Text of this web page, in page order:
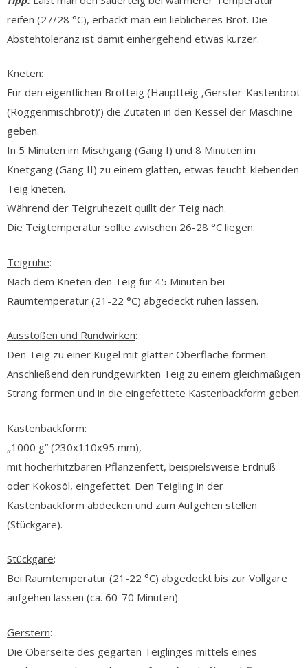
reifen (27/28 °C), erbäckt man ein lieblicheres Brot. Die
Abstehtoleranz ist damit einhergehend etwas kürzer.
Kneten:
Für den eigentlichen Brotteig (Hauptteig ‚Gerster-Kastenbrot
(Roggenmischbrot)‘) die Zutaten in den Kessel der Maschine
geben.
In 5 Minuten im Mischgang (Gang I) und 8 Minuten im
Knetgang (Gang II) zu einem glatten, etwas feucht-klebenden
Teig kneten.
Während der Teigruhezeit quillt der Teig nach.
Die Teigtemperatur sollte zwischen 26-28 °C liegen.
Teigruhe:
Nach dem Kneten den Teig für 45 Minuten bei
Raumtemperatur (21-22 °C) abgedeckt ruhen lassen.
Ausstoßen und Rundwirken:
Den Teig zu einer Kugel mit glatter Oberfläche formen.
Anschließend den rundgewirkten Teig zu einem gleichmäßigen
Strang formen und in die eingefettete Kastenbackform geben.
Kastenbackform:
„1000 g“ (230x110x95 mm),
mit hocherhitzbaren Pflanzenfett, beispielsweise Erdnuß-
oder Kokosöl, eingefettet. Den Teigling in der
Kastenbackform abdecken und zum Aufgehen stellen
(Stückgare).
Stückgare:
Bei Raumtemperatur (21-22 °C) abgedeckt bis zur Vollgare
aufgehen lassen (ca. 60-70 Minuten).
Gerstern:
Die Oberseite des gegärten Teiglinges mittels eines